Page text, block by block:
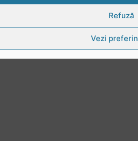
Refuză
Vezi